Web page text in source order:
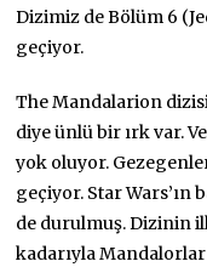
Dizimiz de Bölüm 6
geçiyor.
The Mandalarion
diye ünlü bir ırk var.
yok oluyor.
geçiyor. Star Wars’ın
de durulmuş. Dizinin
kadarıyla